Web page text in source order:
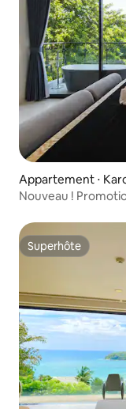
Appartement ⋅
Nouveau !
Superhôte
Superhôte